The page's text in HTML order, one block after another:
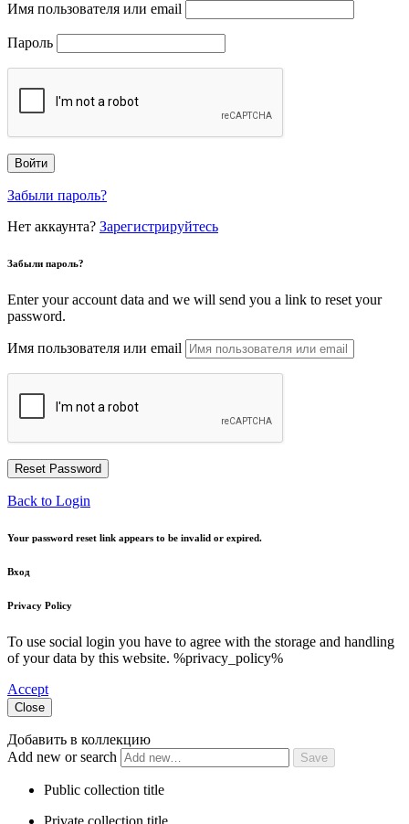
Имя пользователя или email
Пароль
Забыли пароль?
Нет аккаунта? Зарегистрируйтесь
Забыли пароль?
Enter your account data and we will send you a link to reset your
password.
Имя пользователя или email
Back to Login
Your password reset link appears to be invalid or expired.
Вход
Privacy Policy
To use social login you have to agree with the storage and handling
of your data by this website. %privacy_policy%
Accept
Close
Добавить в коллекцию
Add new or search
Public collection title
Private collection title